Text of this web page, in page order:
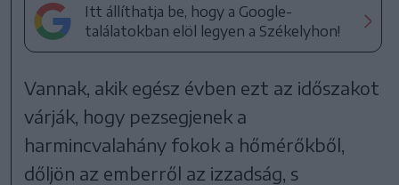
Itt állíthatja be, hogy a Google-
találatokban elöl legyen a Székelyhon!
Vannak, akik egész évben ezt az időszakot
várják, hogy pezsegjenek a
harmincvalahány fokok a hőmérőkből,
dőljön az emberről az izzadság, s